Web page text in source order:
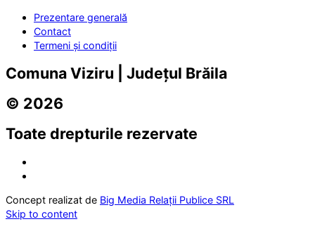
Prezentare generală
Contact
Termeni și condiții
Comuna Viziru | Județul Brăila
© 2026
Toate drepturile rezervate
Concept realizat de Big Media Relații Publice SRL
Skip to content